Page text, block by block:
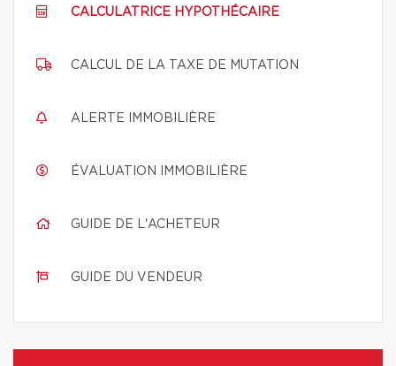
CALCULATRICE HYPOTHÉCAIRE
CALCUL DE LA TAXE DE MUTATION
ALERTE IMMOBILIÈRE
ÉVALUATION IMMOBILIÈRE
GUIDE DE L'ACHETEUR
GUIDE DU VENDEUR